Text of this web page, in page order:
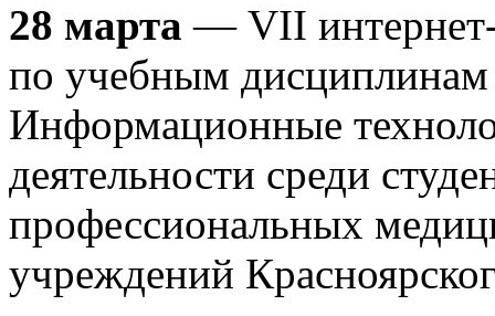
28 марта — VII
по учебным
Информационные
деятельности среди
профессиональных
учреждений